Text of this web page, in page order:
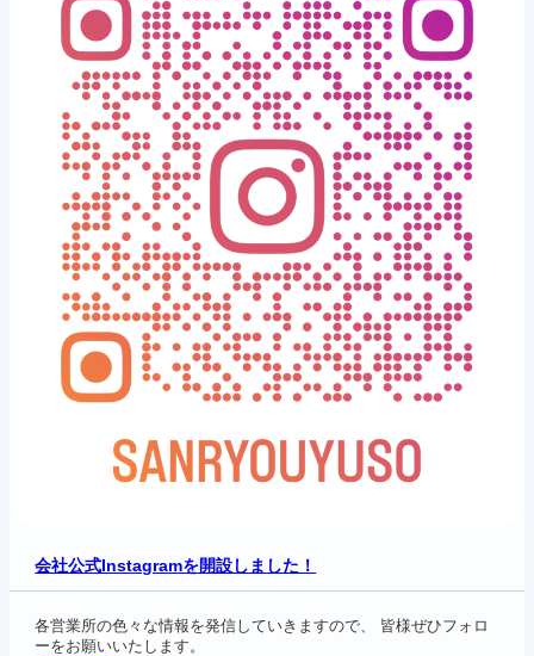
会社公式Instagramを開設しました！
各営業所の色々な情報を発信していきますので、 皆様ぜひフォロ
ーをお願いいたします。